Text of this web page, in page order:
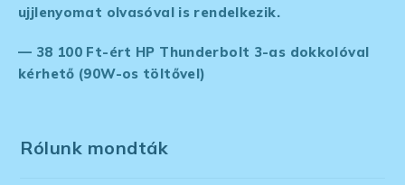
ujjlenyomat olvasóval is rendelkezik.
— 38 100 Ft-ért HP Thunderbolt 3-as dokkolóval
kérhető (90W-os töltővel)
Rólunk mondták